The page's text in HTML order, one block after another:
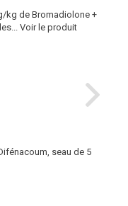
kg de Bromadiolone +
Voir le produit
seau de 5